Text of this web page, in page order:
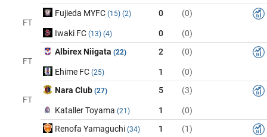
FT
Fujieda MYFC (15) (2) 0 (0)
Iwaki FC (13) (4) 0 (0)
FT
Albirex Niigata (22) 2 (0)
Ehime FC (25) 1 (0)
FT
Nara Club (27) 5 (3)
Kataller Toyama (21) 1 (0)
Renofa Yamaguchi (34)
1 (1)